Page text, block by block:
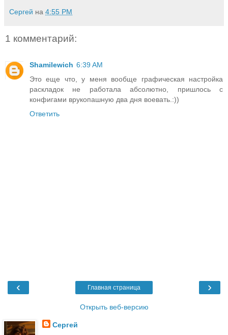
Сергей на 4:55 PM
1 комментарий:
Shamilewich 6:39 AM
Это еще что, у меня вообще графическая настройка
раскладок не работала абсолютно, пришлось с
конфигами врукопашную два дня воевать.:))
Ответить
‹ ›
Главная страница
Открыть веб-версию
Сергей